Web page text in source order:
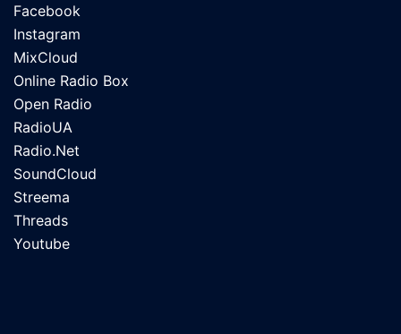
Facebook
Instagram
MixCloud
Online Radio Box
Open Radio
RadioUA
Radio.Net
SoundCloud
Streema
Threads
Youtube